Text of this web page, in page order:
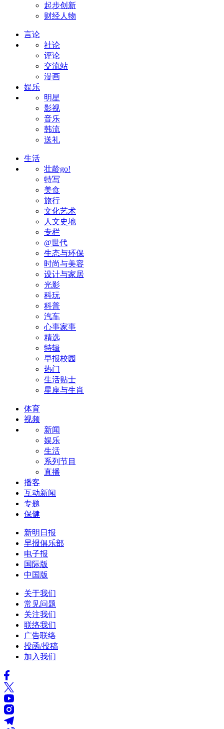
起步创新
财经人物
言论
社论
评论
交流站
漫画
娱乐
明星
影视
音乐
韩流
送礼
生活
壮龄go!
特写
美食
旅行
文化艺术
人文史地
专栏
@世代
生态与环保
时尚与美容
设计与家居
光影
科玩
科普
汽车
心事家事
精选
特辑
早报校园
热门
生活贴士
星座与生肖
体育
视频
新闻
娱乐
生活
系列节目
直播
播客
互动新闻
专题
保健
新明日报
早报俱乐部
电子报
国际版
中国版
关于我们
常见问题
关注我们
联络我们
广告联络
投函/投稿
加入我们